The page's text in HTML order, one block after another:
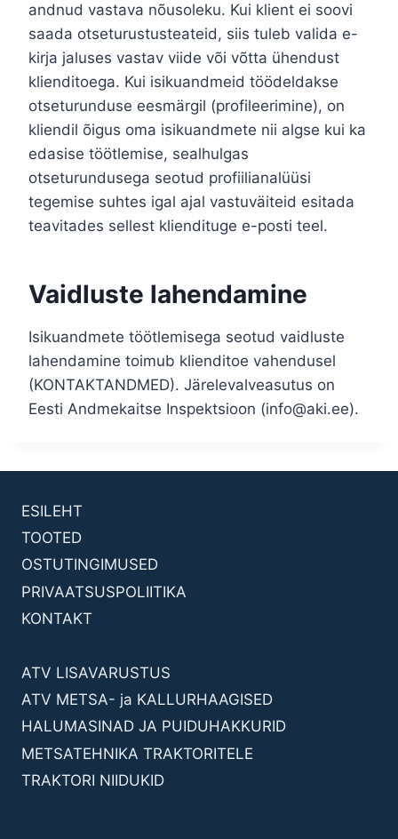
andnud vastava nõusoleku. Kui klient ei soovi
saada otseturustusteateid, siis tuleb valida e-
kirja jaluses vastav viide või võtta ühendust
klienditoega. Kui isikuandmeid töödeldakse
otseturunduse eesmärgil (profileerimine), on
kliendil õigus oma isikuandmete nii algse kui ka
edasise töötlemise, sealhulgas
otseturundusega seotud profiilianalüüsi
tegemise suhtes igal ajal vastuväiteid esitada
teavitades sellest kliendituge e-posti teel.
Vaidluste lahendamine
Isikuandmete töötlemisega seotud vaidluste
lahendamine toimub klienditoe vahendusel
(KONTAKTANDMED). Järelevalveasutus on
Eesti Andmekaitse Inspektsioon (info@aki.ee).
ESILEHT
TOOTED
OSTUTINGIMUSED
PRIVAATSUSPOLIITIKA
KONTAKT
ATV LISAVARUSTUS
ATV METSA- ja KALLURHAAGISED
HALUMASINAD JA PUIDUHAKKURID
METSATEHNIKA TRAKTORITELE
TRAKTORI NIIDUKID